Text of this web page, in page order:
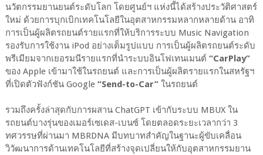
นวัตกรรมยานยนต์ระดับโลก โดยศูนย์ฯ แห่งนี้ได้สร้างประวัติศาสตร์
ใหม่ ด้วยการบุกเบิกเทคโนโลยีในอุตสาหกรรมหลากหลายด้าน อาทิ
การเป็นผู้ผลิตรถยนต์รายแรกที่ให้บริการระบบ Music Navigation
รองรับการใช้งาน iPod อย่างเต็มรูปแบบ การเป็นผู้ผลิตรถยนต์ระดับ
พรีเมียมจากเยอรมนีรายแรกที่นำระบบอินโฟเทนเมนต์ “CarPlay”
ของ Apple เข้ามาใช้ในรถยนต์ และการเป็นผู้ผลิตรายแรกในสหรัฐฯ
ที่เปิดตัวฟังก์ชัน Google “Send-to-Car”ในรถยนต์
รวมถึงครั้งล่าสุดกับการผสาน ChatGPT เข้ากับระบบ MBUX ใน
รถยนต์บางรุ่นของเมอร์เซเดส-เบนซ์ โดยตลอดระยะเวลากว่า 3
ทศวรรษที่ผ่านมา MBRDNA มีบทบาทสำคัญในฐานะผู้ขับเคลื่อน
วิวัฒนาการด้านเทคโนโลยีที่สร้างจุดเปลี่ยนให้กับอุตสาหกรรมยาน